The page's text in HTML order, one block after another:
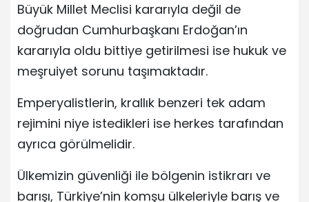
Büyük Millet Meclisi kararıyla değil de
doğrudan Cumhurbaşkanı Erdoğan’ın
kararıyla oldu bittiye getirilmesi ise hukuk ve
meşruiyet sorunu taşımaktadır.
Emperyalistlerin, krallık benzeri tek adam
rejimini niye istedikleri ise herkes tarafından
ayrıca görülmelidir.
Ülkemizin güvenliği ile bölgenin istikrarı ve
barışı, Türkiye’nin komşu ülkeleriyle barış ve